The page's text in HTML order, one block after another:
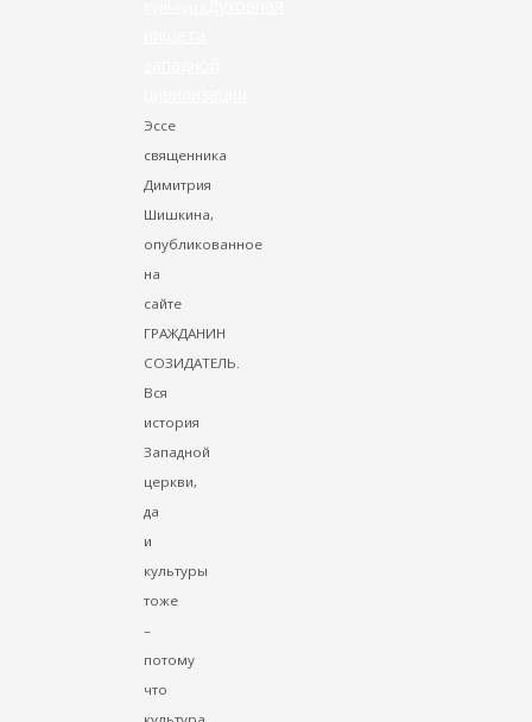
Эссе
священника
Димитрия
Шишкина,
опубликованное
на
сайте
ГРАЖДАНИН
СОЗИДАТЕЛЬ.
Вся
история
Западной
церкви,
да
и
культуры
тоже
–
потому
что